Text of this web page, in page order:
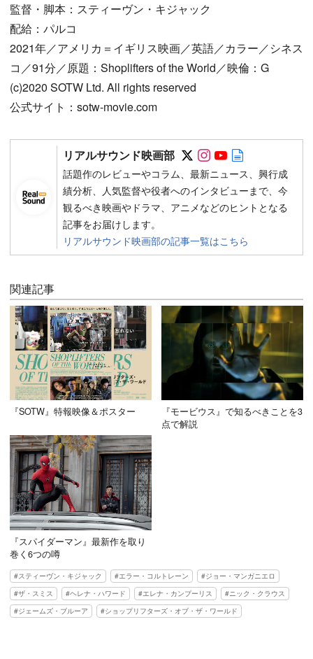
監督・脚本：スティーヴン・キジャック
配給：パルコ
2021年／アメリカ＝イギリス映画／英語／カラー／シネス
コ／91分／原題：Shoplifters of the World／映倫：G
(c)2020 SOTW Ltd. All rights reserved
公式サイト：sotw-movie.com
リアルサウンド映画部 Follow on SNS
Follow on SNS
Follow on
話題作のレビューやコラム、最新ニュース、興行成
績分析、人気監督や役者へのインタビューまで、今
観るべき映画やドラマ、アニメなどのヒントとなる
記事をお届けします。
リアルサウンド映画部の記事一覧はこちら
関連記事
『SOTW』特報映像＆ポスター
『モービウス』で知るべきことを3
点で解説
『スパイダーマン』最新作を取り
巻く6つの噂
スティーヴン・キジャック エラー・コルトレーン
ジョー・マンガニエロ
ザ・スミス
ヘレナ・ハワード エレナ・カンプーリス
ニック・クラウス
ジェームズ・ブルーア
ショップリフターズ・オブ・ザ・ワールド